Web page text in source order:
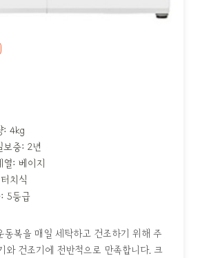
: 4kg
보증: 2년
: 베이지
치식
5등급
복을 매일 세탁하고 건조하기 위해 주
와 건조기에 전반적으로 만족합니다. 크